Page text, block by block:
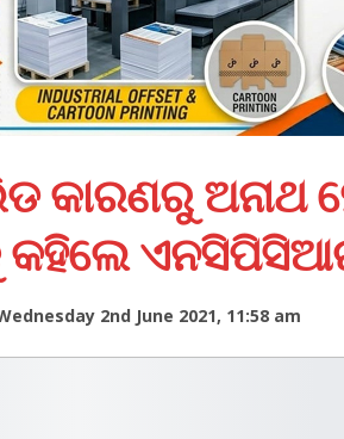
କାରଣରୁ ଅନାଥ
କହିଲେ
2nd June 2021, 11:58 am